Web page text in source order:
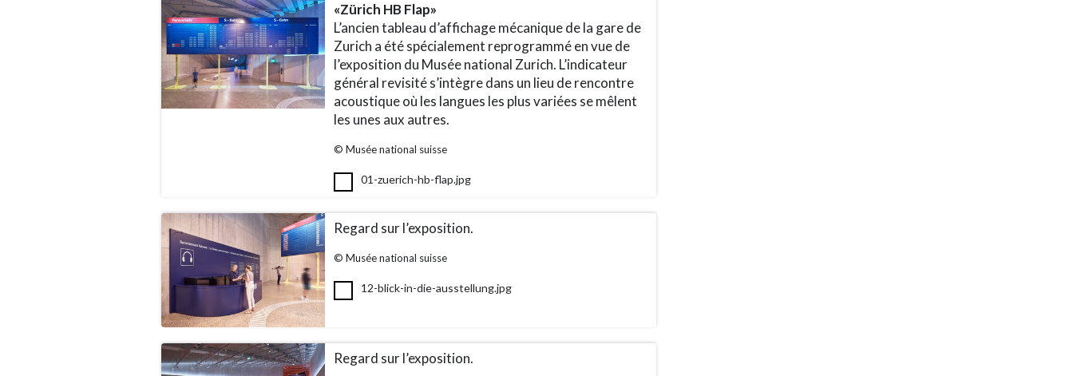
«Zürich HB Flap»
L’ancien tableau d’affichage mécanique de la gare de
Zurich a été spécialement reprogrammé en vue de
l’exposition du Musée national Zurich. L’indicateur
général revisité s’intègre dans un lieu de rencontre
acoustique où les langues les plus variées se mêlent
les unes aux autres.
© Musée national suisse
01-zuerich-hb-flap.jpg
Regard sur l’exposition.
© Musée national suisse
12-blick-in-die-ausstellung.jpg
Regard sur l’exposition.